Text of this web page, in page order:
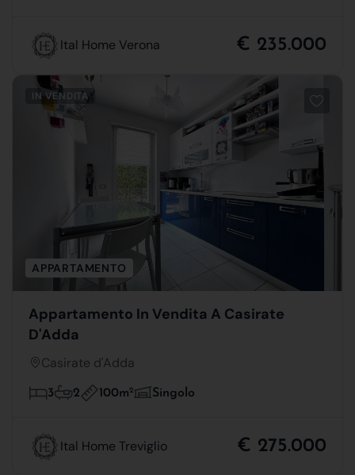
Ital Home Verona € 235.000
IN VENDITA
APPARTAMENTO
Appartamento In Vendita A Casirate
D'Adda
Casirate d'Adda
3 2 100m2 Singolo
Ital Home Treviglio € 275.000